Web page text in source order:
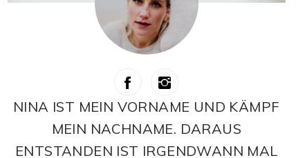
NINA IST MEIN VORNAME UND KÄMPF
MEIN NACHNAME. DARAUS
ENTSTANDEN IST IRGENDWANN MAL